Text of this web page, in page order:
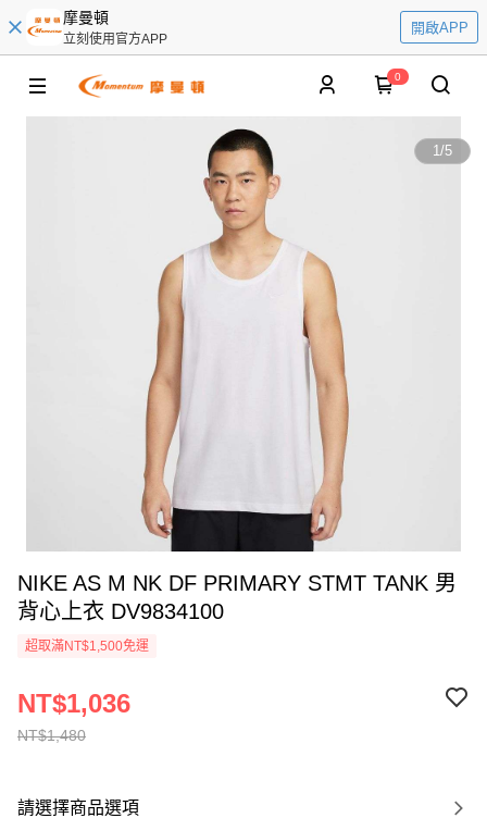
摩曼頓
立刻使用官方APP
開啟APP
0
1/5
NIKE AS M NK DF PRIMARY STMT TANK 男
背心上衣 DV9834100
超取滿NT$1,500免運
NT$1,480
NT$1,036
請選擇商品選項